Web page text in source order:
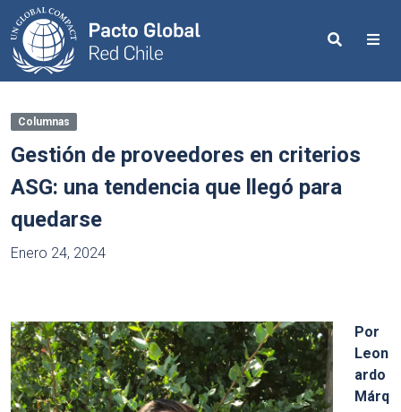
Search
Columnas
Gestión de proveedores en criterios
ASG: una tendencia que llegó para
quedarse
Enero 24, 2024
Por
Leon
ardo
Márq